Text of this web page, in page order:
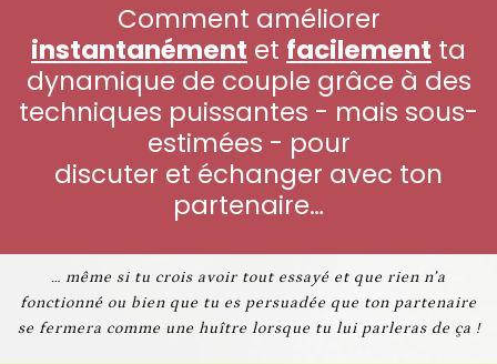
Comment améliorer
instantanément et facilement ta
dynamique de couple grâce à des
techniques puissantes - mais sous-
estimées - pour
discuter et échanger avec ton
partenaire…
… même si tu crois avoir tout essayé et que rien n’a
fonctionné ou bien que tu es persuadée que ton partenaire
se fermera comme une huître lorsque tu lui parleras de ça !